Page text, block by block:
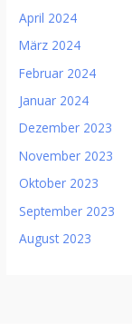
April 2024
März 2024
Februar 2024
Januar 2024
Dezember 2023
November 2023
Oktober 2023
September 2023
August 2023